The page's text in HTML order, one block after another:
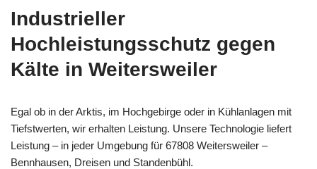
Industrieller
Hochleistungsschutz gegen
Kälte in Weitersweiler
Egal ob in der Arktis, im Hochgebirge oder in Kühlanlagen mit
Tiefstwerten, wir erhalten Leistung. Unsere Technologie liefert
Leistung – in jeder Umgebung für 67808 Weitersweiler –
Bennhausen, Dreisen und Standenbühl.